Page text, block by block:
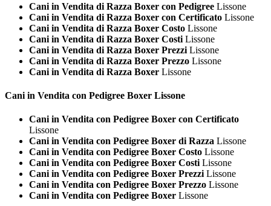
Cani in Vendita di Razza Boxer con Pedigree Lissone
Cani in Vendita di Razza Boxer con Certificato Lissone
Cani in Vendita di Razza Boxer Costo Lissone
Cani in Vendita di Razza Boxer Costi Lissone
Cani in Vendita di Razza Boxer Prezzi Lissone
Cani in Vendita di Razza Boxer Prezzo Lissone
Cani in Vendita di Razza Boxer Lissone
Cani in Vendita con Pedigree Boxer Lissone
Cani in Vendita con Pedigree Boxer con Certificato
Lissone
Cani in Vendita con Pedigree Boxer di Razza Lissone
Cani in Vendita con Pedigree Boxer Costo Lissone
Cani in Vendita con Pedigree Boxer Costi Lissone
Cani in Vendita con Pedigree Boxer Prezzi Lissone
Cani in Vendita con Pedigree Boxer Prezzo Lissone
Cani in Vendita con Pedigree Boxer Lissone